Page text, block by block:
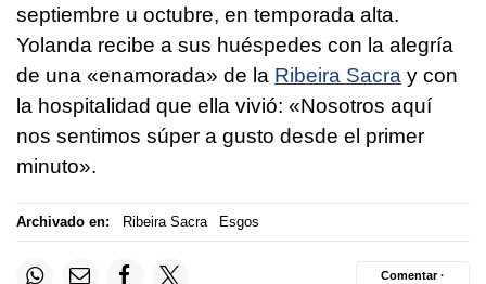
septiembre u octubre, en temporada alta.
Yolanda recibe a sus huéspedes con la alegría
de una «enamorada» de la Ribeira Sacra y con
la hospitalidad que ella vivió: «Nosotros aquí
nos sentimos súper a gusto desde el primer
minuto».
Archivado en: Ribeira Sacra Esgos
Comentar ·